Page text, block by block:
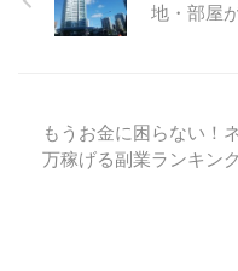
地・部屋
もうお金に困らない！
万稼げる副業ランキン